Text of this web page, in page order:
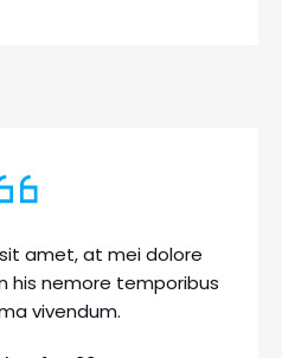
amet, at mei dolore
his nemore temporibus
vivendum.